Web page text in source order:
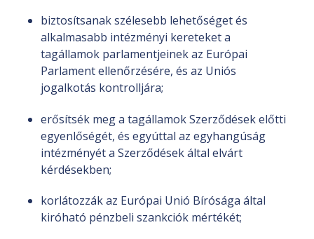
biztosítsanak szélesebb lehetőséget és
alkalmasabb intézményi kereteket a
tagállamok parlamentjeinek az Európai
Parlament ellenőrzésére, és az Uniós
jogalkotás kontrolljára;
erősítsék meg a tagállamok Szerződések előtti
egyenlőségét, és egyúttal az egyhangúság
intézményét a Szerződések által elvárt
kérdésekben;
korlátozzák az Európai Unió Bírósága által
kiróható pénzbeli szankciók mértékét;